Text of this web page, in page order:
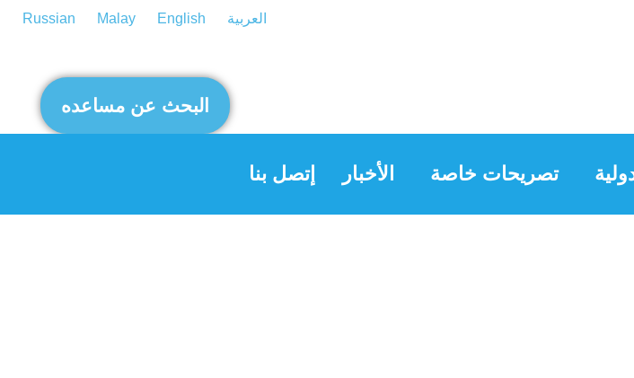
العربية English
Malay
Russian
البحث عن مساعده
تصريحات خاصة الأخبار إتصل بنا